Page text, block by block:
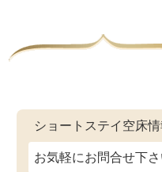
ショートステイ空床情
お気軽にお問合せ下さ